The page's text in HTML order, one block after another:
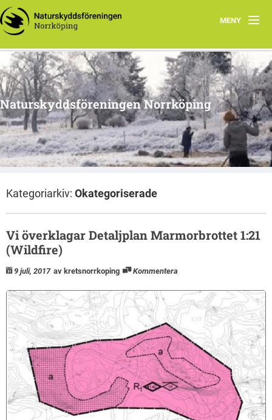
MENY
SNABB-INFO
Verksamhet
Arbetsgrupper
Skrivelser
Föreningsdokument
Naturskyddsföreningen Norrköping
Kategoriarkiv: Okategoriserade
Vi överklagar Detaljplan Marmorbrottet 1:21
(Wildfire)
9 juli, 2017 av kretsnorrkoping Kommentera